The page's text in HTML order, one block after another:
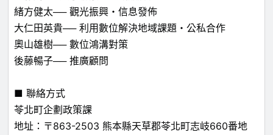
緒方健太── 觀光振興・信息發佈
大仁田英貴── 利用數位解決地域課題・公私合作
奧山雄樹── 數位鴻溝對策
後藤暢子── 推廣顧問
■ 聯絡方式
苓北町企劃政策課
地址：〒863-2503 熊本縣天草郡苓北町志岐660番地